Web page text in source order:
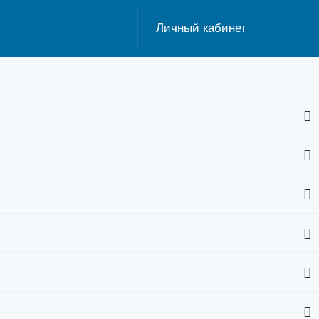
Личный кабинет